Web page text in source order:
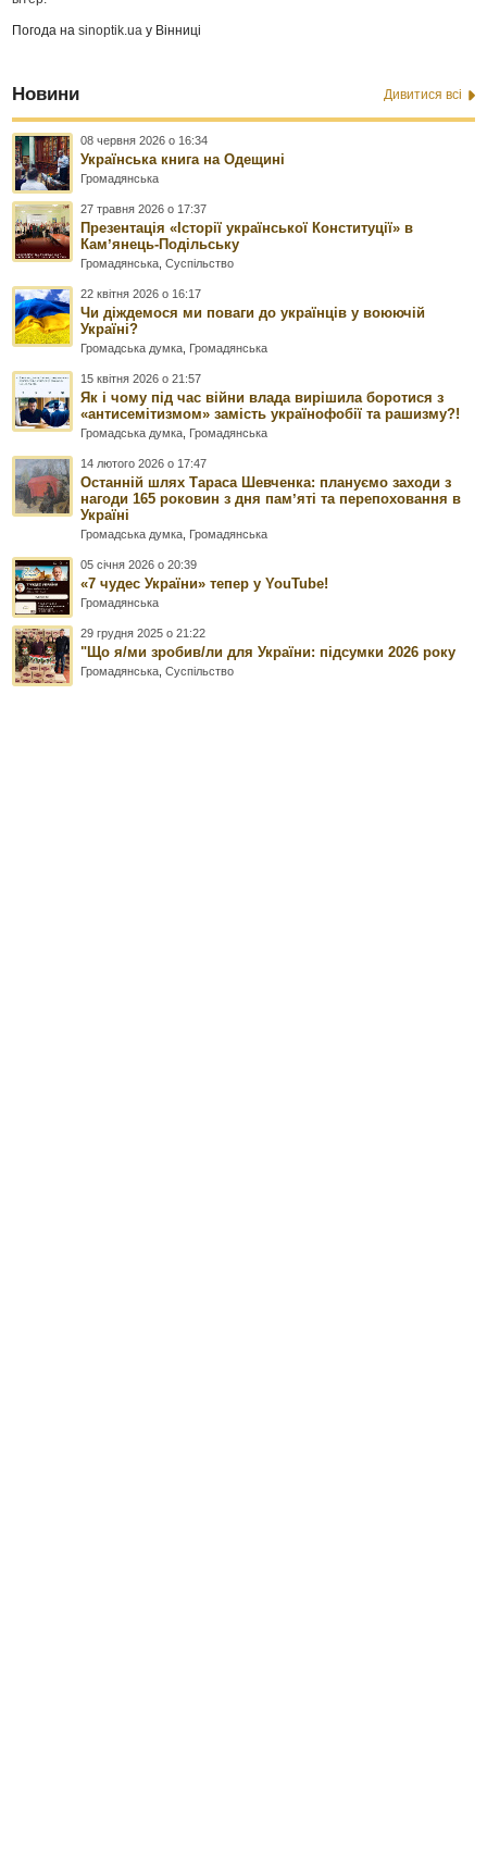
Погода наsinoptik.ua у Вінниці
Новини Дивитися всі
08 червня 2026 о 16:34
Українська книга на Одещині
Громадянська
27 травня 2026 о 17:37
Презентація «Історії української Конституції» в
Камʼянець-Подільську
Громадянська ,Суспільство
22 квітня 2026 о 16:17
Чи діждемося ми поваги до українців у воюючій
Україні?
Громадська думка Громадянська
15 квітня 2026 о 21:57
Як і чому під час війни влада вирішила боротися з
«антисемітизмом» замість українофобії та рашизму?!
Громадська думка Громадянська
14 лютого 2026 о 17:47
Останній шлях Тараса Шевченка: плануємо заходи з
нагоди 165 роковин з дня памʼяті та перепоховання в
Україні
Громадська думка Громадянська
05 січня 2026 о 20:39
«7 чудес України» тепер у YouTube!
Громадянська
29 грудня 2025 о 21:22
"Що я/ми зробив/ли для України: підсумки 2026 року
Громадянська ,Суспільство